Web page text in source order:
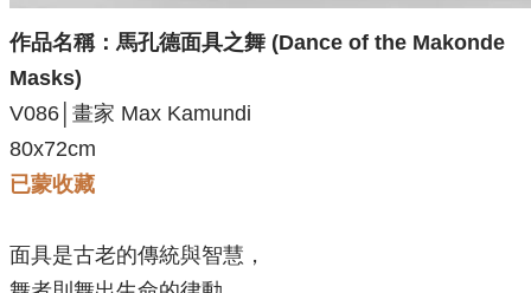
作品名稱： 馬孔德面具之舞 (Dance of the Makonde
Masks)
V086│畫家 Max Kamundi
80x72cm
已蒙收藏
面具是古老的傳統與智慧，